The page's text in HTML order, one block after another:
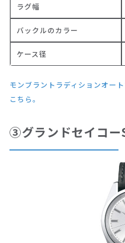
ラグ幅
バックルのカラー
ケース径
モンブラントラディションオー
こちら。
③グランドセイコー